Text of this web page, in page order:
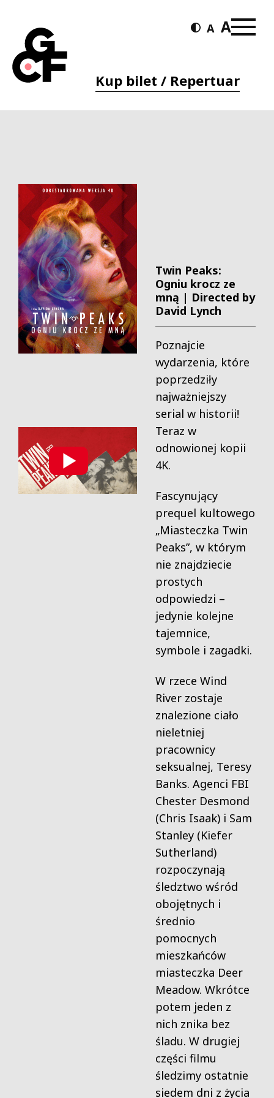
Kup bilet / Repertuar
Twin Peaks:
Ogniu krocz ze
mną | Directed by
David Lynch
Poznajcie
wydarzenia, które
poprzedziły
najważniejszy
serial w historii!
Teraz w
odnowionej kopii
4K.
Fascynujący
prequel kultowego
„Miasteczka Twin
Peaks”, w którym
nie znajdziecie
prostych
odpowiedzi –
jedynie kolejne
tajemnice,
symbole i zagadki.
W rzece Wind
River zostaje
znalezione ciało
nieletniej
pracownicy
seksualnej, Teresy
Banks. Agenci FBI
Chester Desmond
(Chris Isaak) i Sam
Stanley (Kiefer
Sutherland)
rozpoczynają
śledztwo wśród
obojętnych i
średnio
pomocnych
mieszkańców
miasteczka Deer
Meadow. Wkrótce
potem jeden z
nich znika bez
śladu. W drugiej
części filmu
śledzimy ostatnie
siedem dni z życia